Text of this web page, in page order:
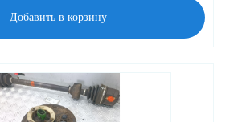
Добавить в корзину